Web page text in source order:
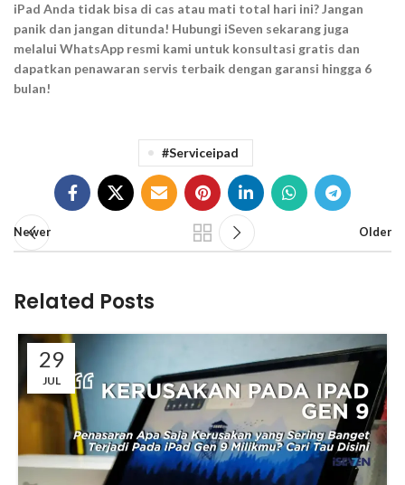
iPad Anda tidak bisa di cas atau mati total hari ini? Jangan
panik dan jangan ditunda! Hubungi iSeven sekarang juga
melalui WhatsApp resmi kami untuk konsultasi gratis dan
dapatkan penawaran servis terbaik dengan garansi hingga 6
bulan!
#serviceipad
Newer Older
Related Posts
29
JUL